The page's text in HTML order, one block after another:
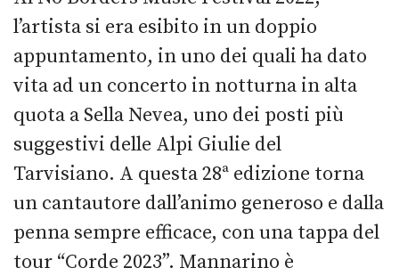
l’artista si era esibito in un doppio
appuntamento, in uno dei quali ha dato
vita ad un concerto in notturna in alta
quota a Sella Nevea, uno dei posti più
suggestivi delle Alpi Giulie del
Tarvisiano. A questa 28ª edizione torna
un cantautore dall’animo generoso e dalla
penna sempre efficace, con una tappa del
tour “Corde 2023”. Mannarino è